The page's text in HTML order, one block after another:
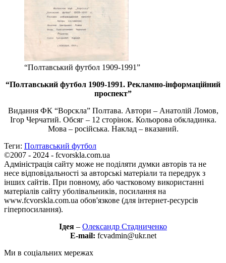
“Полтавський футбол 1909-1991”
“Полтавський футбол 1909-1991. Рекламно-інформаційний
проспект”
Видання ФК “Ворскла” Полтава. Автори – Анатолій Ломов,
Ігор Черчатий. Обсяг – 12 сторінок. Кольорова обкладинка.
Мова – російська. Наклад – вказаний.
Теги: Полтавський футбол
©2007 - 2024 - fcvorskla.com.ua
Адміністрація сайту може не поділяти думки авторів та не
несе відповідальності за авторські матеріали та передрук з
інших сайтів. При повному, або частковому використанні
матеріалів сайту уболівальників, посилання на
www.fcvorskla.com.ua обов'язкове (для інтернет-ресурсів
гіперпосилання).
Ідея – Олександр Стадниченко
E-mail: fcvadmin@ukr.net
Ми в соціальних мережах